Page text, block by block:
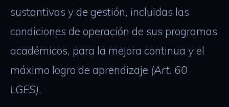
sustantivas y de gestión, incluidas las
condiciones de operación de sus programas
académicos, para la mejora continua y el
máximo logro de aprendizaje (Art. 60
LGES).